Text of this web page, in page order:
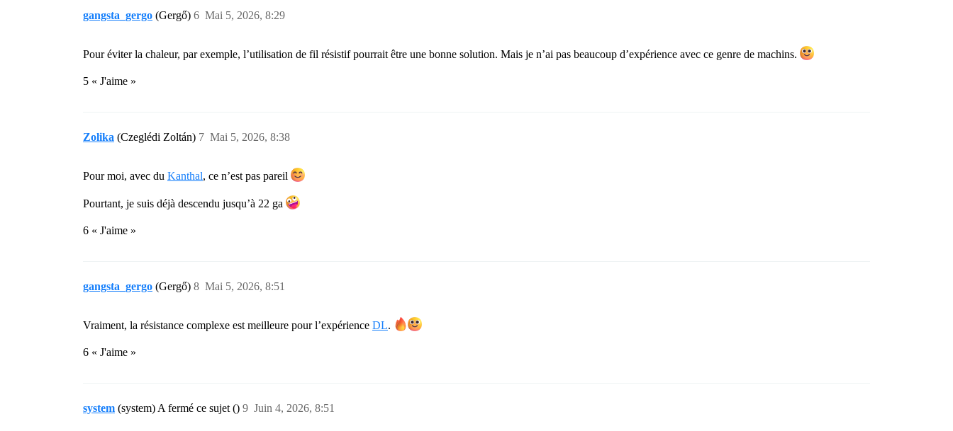
gangsta_gergo (Gergő) Mai 5, 2026, 8:29
6
Pour éviter la chaleur, par exemple, l’utilisation de fil résistif pourrait être une bonne solution. Mais je n’ai pas beaucoup d’expérience avec ce genre de machins.
5 « J'aime »
Zolika (Czeglédi Zoltán) Mai 5, 2026, 8:38
7
Pour moi, avec du Kanthal, ce n’est pas pareil
Pourtant, je suis déjà descendu jusqu’à 22 ga
6 « J'aime »
gangsta_gergo (Gergő) Mai 5, 2026, 8:51
8
Vraiment, la résistance complexe est meilleure pour l’expérience DL.
6 « J'aime »
system (system) A fermé ce sujet () Juin 4, 2026, 8:51
9